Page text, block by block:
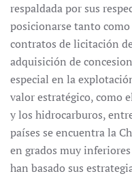
respaldada por sus
posicionarse tanto
contratos de licitación
adquisición de
especial en la
valor estratégico, como
y los hidrocarburos,
países se encuentra la
en grados muy
han basado sus